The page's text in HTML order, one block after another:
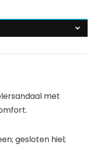
met
gesloten hiel;